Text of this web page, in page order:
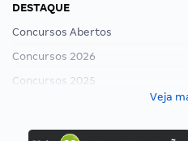
DESTAQUE
Concursos Abertos
Concursos 2026
Concursos 2025
Concurso Ibama
Veja